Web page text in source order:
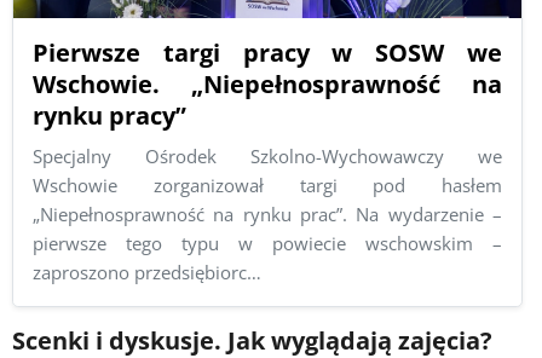
Pierwsze targi pracy w SOSW we
Wschowie. „Niepełnosprawność na
rynku pracy”
Specjalny Ośrodek Szkolno-Wychowawczy we
Wschowie zorganizował targi pod hasłem
„Niepełnosprawność na rynku prac”. Na wydarzenie –
pierwsze tego typu w powiecie wschowskim –
zaproszono przedsiębiorc…
Scenki i dyskusje. Jak wyglądają zajęcia?